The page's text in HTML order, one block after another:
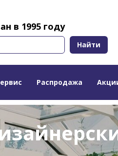
в 1995 году
Найти
Распродажа